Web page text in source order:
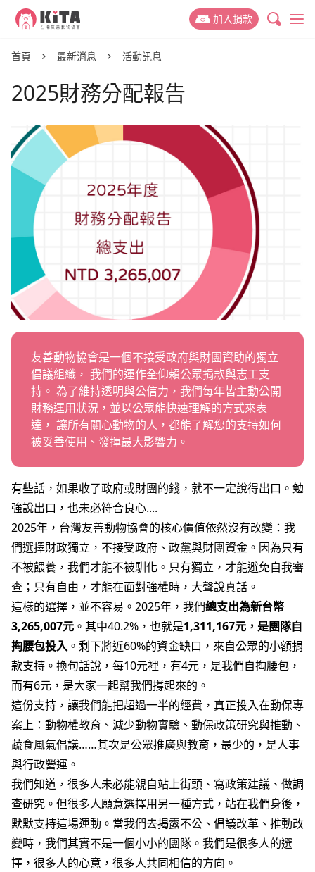
KiTA台灣友善動物協會 加入捐款
最新消息
專案新聞
活動訊息
動保議題
禁掉山豬吊
禁用黏鼠板
動物權與蔬食教育
減少動物實驗
減少動物剝削
關於 KiTA
我們的故事
我們的成員
我們的成果
聯絡我們
支持我們
捐款專案
捐款運用與徵信
活動合作
倡議與募款大使
參與我們
友善動物推廣志工
好蔬福-美味健康蔬食
幫動物連署
職務空缺
捐款 Q&A
首頁 最新消息 活動訊息
2025財務分配報告
友善動物協會是一個不接受政府與財團資助的獨立
倡議組織， 我們的運作全仰賴公眾捐款與志工支
持。 為了維持透明與公信力，我們每年皆主動公開
財務運用狀況，並以公眾能快速理解的方式來表
達， 讓所有關心動物的人，都能了解您的支持如何
被妥善使用、發揮最大影響力。
有些話，如果收了政府或財團的錢，就不一定說得出口。勉
強說出口，也未必符合良心....
2025年，台灣友善動物協會的核心價值依然沒有改變：我
們選擇財政獨立，不接受政府、政黨與財團資金。因為只有
不被餵養，我們才能不被馴化。只有獨立，才能避免自我審
查；只有自由，才能在面對強權時，大聲說真話。
這樣的選擇，並不容易。 2025年，我們總支出為新台幣
3,265,007元 。其中40.2%，也就是1,311,167元，是團隊自
掏腰包投入 。剩下將近60%的資金缺口，來自公眾的小額捐
款支持。換句話說，每10元裡，有4元，是我們自掏腰包，
而有6元，是大家一起幫我們撐起來的。
這份支持，讓我們能把超過一半的經費，真正投入在動保專
案上：動物權教育、減少動物實驗、動保政策研究與推動、
蔬食風氣倡議……其次是公眾推廣與教育，最少的，是人事
與行政營運。
我們知道，很多人未必能親自站上街頭、寫政策建議、做調
查研究。但很多人願意選擇用另一種方式，站在我們身後，
默默支持這場運動。當我們去揭露不公、倡議改革、推動改
變時，我們其實不是一個小小的團隊。我們是很多人的選
擇，很多人的心意，很多人共同相信的方向。